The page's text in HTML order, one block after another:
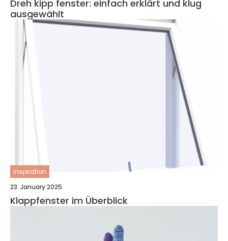
Dreh kipp fenster: einfach erklärt und klug
ausgewählt
inspiration
23. January 2025
Klappfenster im Überblick